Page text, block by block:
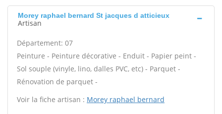
Morey raphael bernard St jacques d atticieux
Artisan
Département: 07
Peinture - Peinture décorative - Enduit - Papier peint -
Sol souple (vinyle, lino, dalles PVC, etc) - Parquet -
Rénovation de parquet -
Voir la fiche artisan : Morey raphael bernard